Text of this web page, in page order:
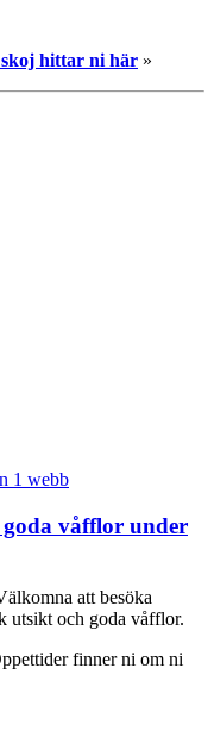
skoj hittar ni här »
våfflor under
att besöka
utsikt och goda våfflor.
finner ni om ni